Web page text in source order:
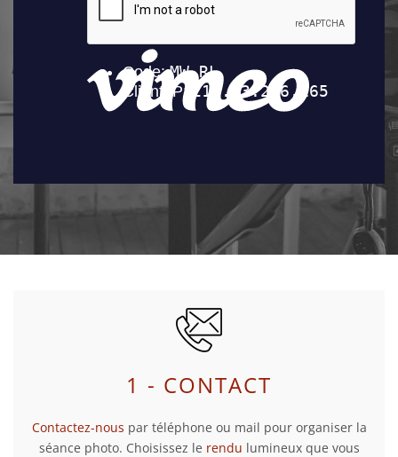
1 - CONTACT
Contactez-nous par téléphone ou mail pour organiser la
séance photo. Choisissez le rendu lumineux que vous